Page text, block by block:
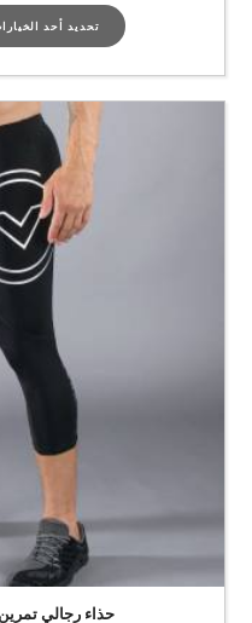
تحديد أحد
حذاء رجالي